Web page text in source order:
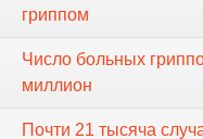
гриппом
Число больных
миллион
Почти 21 тысяча